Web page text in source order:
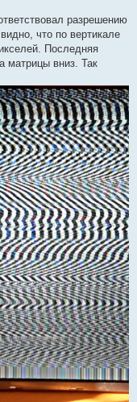
разрешению
что по вертикале
Последняя
матрицы вниз. Так